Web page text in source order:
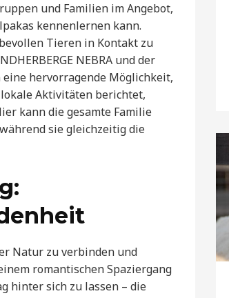
und Familien im Angebot,
kennenlernen kann.
Tieren in Kontakt zu
NEBRA und der
hervorragende Möglichkeit,
Aktivitäten berichtet,
kann die gesamte Familie
sie gleichzeitig die
Natur zu verbinden und
romantischen Spaziergang
hinter sich zu lassen – die